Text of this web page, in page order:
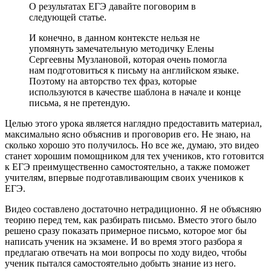
О результатах ЕГЭ давайте поговорим в
следующей статье.
И конечно, в данном контексте нельзя не
упомянуть замечательную методичку Елены
Сергеевны Музлановой, которая очень помогла
нам подготовиться к письму на английском языке.
Поэтому на авторство тех фраз, которые
используются в качестве шаблона в начале и конце
письма, я не претендую.
Целью этого урока является наглядно предоставить материал,
максимально ясно объяснив и проговорив его. Не знаю, на
сколько хорошо это получилось. Но все же, думаю, это видео
станет хорошим помощником для тех учеников, кто готовится
к ЕГЭ преимущественно самостоятельно, а также поможет
учителям, впервые подготавливающим своих учеников к
ЕГЭ.
Видео составлено достаточно нетрадиционно. Я не объясняю
теорию перед тем, как разбирать письмо. Вместо этого было
решено сразу показать примерное письмо, которое мог бы
написать ученик на экзамене. И во время этого разбора я
предлагаю отвечать на мои вопросы по ходу видео, чтобы
ученик пытался самостоятельно добыть знание из него.